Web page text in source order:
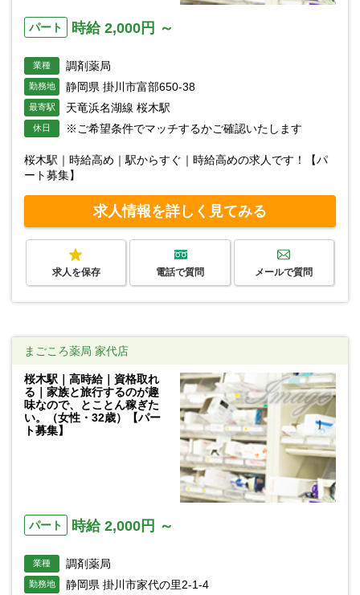
パート 時給 2,000円 ～
業種 調剤薬局
勤務地 静岡県 掛川市富部650-38
最寄駅 天竜浜名湖線 桜木駅
休日 ※ご希望条件でマッチするかご確認いたします
桜木駅｜時給高め｜駅からすぐ｜時給高めの求人です！【パ
ート募集】
求人情報を詳しく見てみる
求人を保存 電話で質問 メールで質問
まごころ薬局 家代店
桜木駅｜高時給｜資格取れ
る｜家族と旅行するのが趣
味なので、とことん稼ぎた
い。（女性・32歳）【パー
ト募集】
パート 時給 2,000円 ～
業種 調剤薬局
勤務地 静岡県 掛川市家代の里2-1-4